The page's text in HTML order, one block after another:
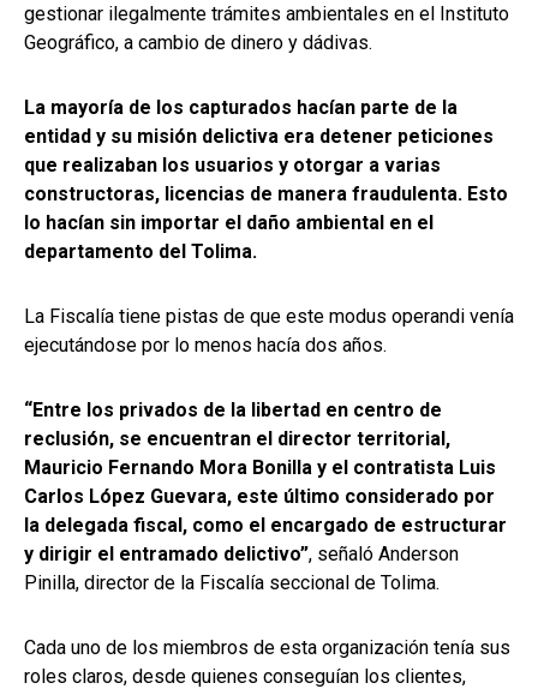
gestionar ilegalmente trámites ambientales en el Instituto
Geográfico, a cambio de dinero y dádivas.
La mayoría de los capturados hacían parte de la
entidad y su misión delictiva era detener peticiones
que realizaban los usuarios y otorgar a varias
constructoras, licencias de manera fraudulenta. Esto
lo hacían sin importar el daño ambiental en el
departamento del Tolima.
La Fiscalía tiene pistas de que este modus operandi venía
ejecutándose por lo menos hacía dos años.
“Entre los privados de la libertad en centro de
reclusión, se encuentran el director territorial,
Mauricio Fernando Mora Bonilla y el contratista Luis
Carlos López Guevara, este último considerado por
la delegada fiscal, como el encargado de estructurar
y dirigir el entramado delictivo”, señaló Anderson
Pinilla, director de la Fiscalía seccional de Tolima.
Cada uno de los miembros de esta organización tenía sus
roles claros, desde quienes conseguían los clientes,